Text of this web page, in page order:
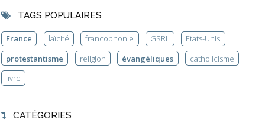
TAGS POPULAIRES
France laïcité francophonie GSRL
Etats-Unis
protestantisme
religion évangéliques
catholicisme
livre
CATÉGORIES